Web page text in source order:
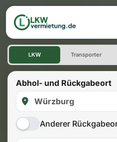
LKW mieten:
LKW Transporter
Abhol- und Rückgabeort
Anderer